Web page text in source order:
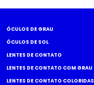
ÓCULOS DE GRAU
ÓCULOS DE SOL
LENTES DE CONTATO
LENTES DE CONTATO COM GRAU
LENTES DE CONTATO COLORIDAS